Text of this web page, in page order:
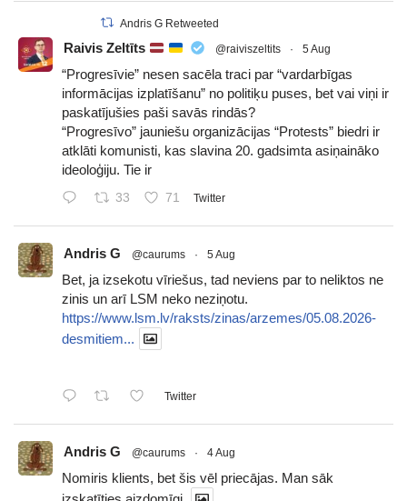
Andris G Retweeted
Raivis Zeltīts @raiviszeltits · 5 Aug
“Progresīvie” nesen sacēla traci par “vardarbīgas
informācijas izplatīšanu” no politiķu puses, bet vai viņi ir
paskatījušies paši savās rindās?
“Progresīvo” jauniešu organizācijas “Protests” biedri ir
atklāti komunisti, kas slavina 20. gadsimta asiņaināko
ideoloģiju. Tie ir
33 71 Twitter
Andris G @caurums · 5 Aug
Bet, ja izsekotu vīriešus, tad neviens par to neliktos ne
zinis un arī LSM neko neziņotu.
https://www.lsm.lv/raksts/zinas/arzemes/05.08.2026-
desmitiem...
Twitter
Andris G @caurums · 4 Aug
Nomiris klients, bet šis vēl priecājas. Man sāk